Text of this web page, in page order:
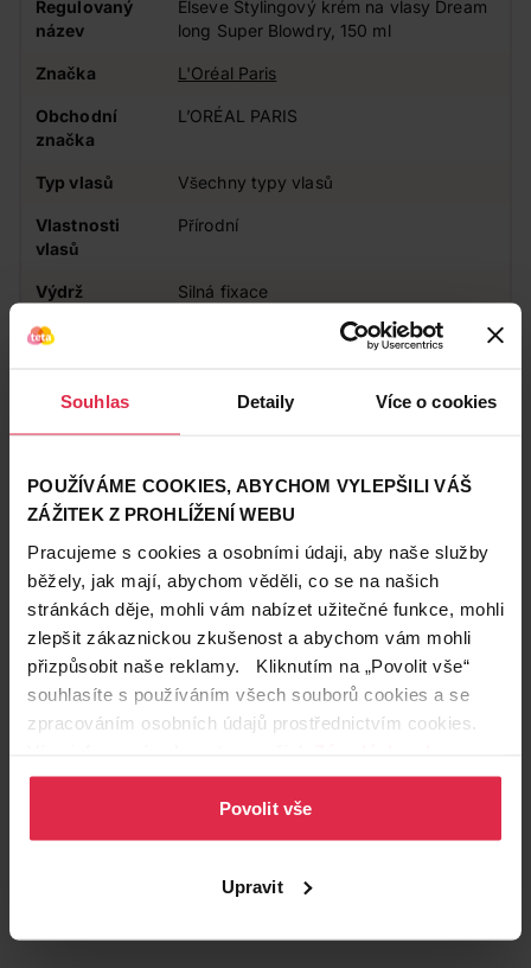
Souhlas Detaily Více o cookies
POUŽÍVÁME COOKIES, ABYCHOM VYLEPŠILI VÁŠ
ZÁŽITEK Z PROHLÍŽENÍ WEBU
Pracujeme s cookies a osobními údaji, aby naše služby
běžely, jak mají, abychom věděli, co se na našich
stránkách děje, mohli vám nabízet užitečné funkce, mohli
zlepšit zákaznickou zkušenost a abychom vám mohli
přizpůsobit naše reklamy. Kliknutím na „Povolit vše“
souhlasíte s používáním všech souborů cookies a se
zpracováním osobních údajů prostřednictvím cookies.
osobních údajů.
Povolit vše
Upravit
Regulovaný
název
Elseve Stylingový krém na vlasy Dream
long Super Blowdry, 150 ml
Značka L'Oréal Paris
Obchodní
značka
L’ORÉAL PARIS
Typ vlasů Všechny typy vlasů
Vlastnosti
vlasů
Přírodní
Výdrž Silná fixace
Vhodné pro
Zákazníci také často nakupují